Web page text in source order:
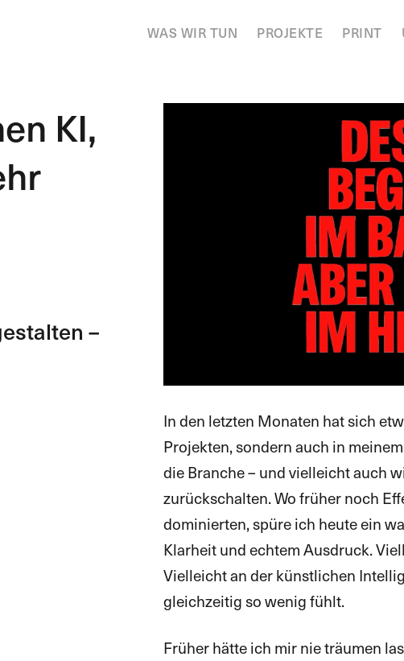
WAS WIR TUN PROJEKTE PRINT
KI,
–
In den letzten Monaten hat sich
Projekten, sondern auch in
die Branche – und vielleicht auch
zurückschalten. Wo früher noch
dominierten, spüre ich heute ein
Klarheit und echtem Ausdruck.
Vielleicht an der künstlichen
gleichzeitig so wenig fühlt.
Früher hätte ich mir nie träumen